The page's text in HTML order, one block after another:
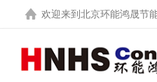
欢迎来到 北京环能鸿晟节